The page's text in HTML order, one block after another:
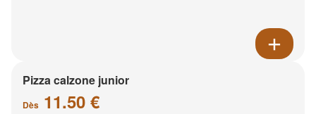
Pizza calzone junior
Dès 11.50 €